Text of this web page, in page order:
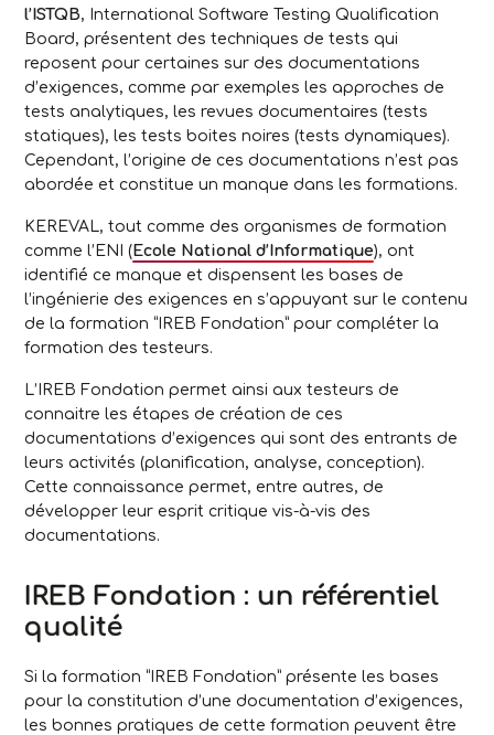
l’ISTQB, International Software Testing Qualification
Board, présentent des techniques de tests qui
reposent pour certaines sur des documentations
d’exigences, comme par exemples les approches de
tests analytiques, les revues documentaires (tests
statiques), les tests boites noires (tests dynamiques).
Cependant, l’origine de ces documentations n’est pas
abordée et constitue un manque dans les formations.
KEREVAL, tout comme des organismes de formation
comme l’ENI (Ecole National d’Informatique), ont
identifié ce manque et dispensent les bases de
l’ingénierie des exigences en s’appuyant sur le contenu
de la formation “IREB Fondation” pour compléter la
formation des testeurs.
L’IREB Fondation permet ainsi aux testeurs de
connaitre les étapes de création de ces
documentations d’exigences qui sont des entrants de
leurs activités (planification, analyse, conception).
Cette connaissance permet, entre autres, de
développer leur esprit critique vis-à-vis des
documentations.
IREB Fondation : un référentiel
qualité
Si la formation “IREB Fondation” présente les bases
pour la constitution d’une documentation d’exigences,
les bonnes pratiques de cette formation peuvent être